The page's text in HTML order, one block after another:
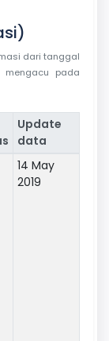
dari tanggal
pada
Update
data
14 May
2019